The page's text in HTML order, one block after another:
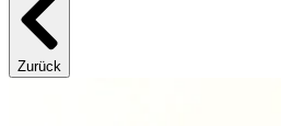
Zurück